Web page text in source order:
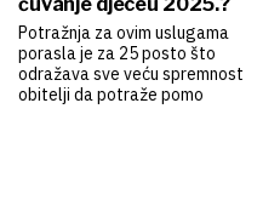
Potražnja za ovim uslugama
porasla je za 25 posto što
odražava sve veću spremnost
obitelji da potraže pomo